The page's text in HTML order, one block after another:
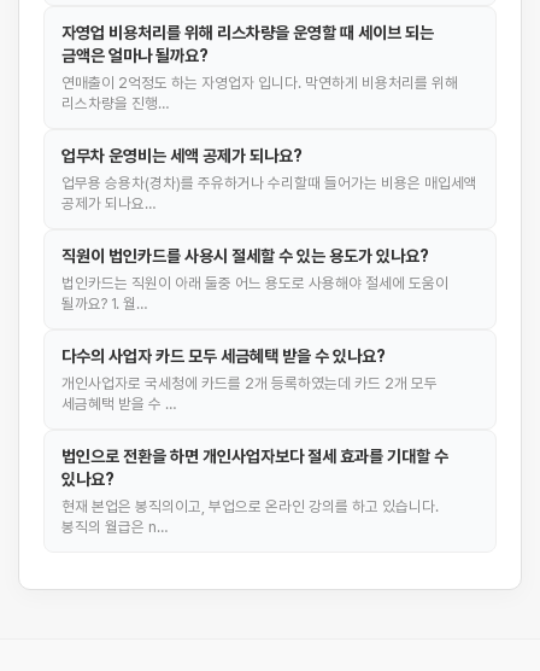
자영업 비용처리를 위해 리스차량을 운영할 때 세이브 되는
금액은 얼마나 될까요?
연매출이 2억정도 하는 자영업자 입니다. 막연하게 비용처리를 위해
리스차량을 진행…
업무차 운영비는 세액 공제가 되나요?
업무용 승용차(경차)를 주유하거나 수리할때 들어가는 비용은 매입세액
공제가 되나요…
직원이 법인카드를 사용시 절세할 수 있는 용도가 있나요?
법인카드는 직원이 아래 둘중 어느 용도로 사용해야 절세에 도움이
될까요? 1. 월…
다수의 사업자 카드 모두 세금혜택 받을 수 있나요?
개인사업자로 국세청에 카드를 2개 등록하였는데 카드 2개 모두
세금혜택 받을 수 …
법인으로 전환을 하면 개인사업자보다 절세 효과를 기대할 수
있나요?
현재 본업은 봉직의이고, 부업으로 온라인 강의를 하고 있습니다.
봉직의 월급은 n…